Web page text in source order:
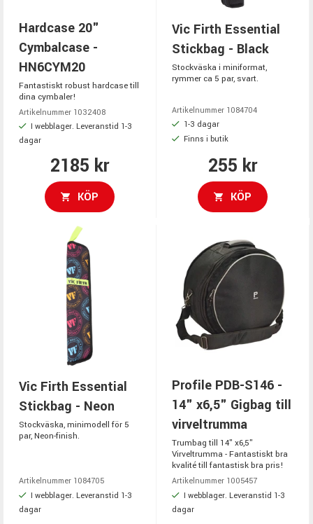
Hardcase 20"
Cymbalcase -
HN6CYM20
Fantastiskt robust hardcase till
dina cymbaler!
Artikelnummer 1032408
I webblager. Leveranstid 1-3
dagar
2185 kr
KÖP
Vic Firth Essential
Stickbag - Black
Stockväska i miniformat,
rymmer ca 5 par, svart.
Artikelnummer 1084704
1-3 dagar
Finns i butik
255 kr
KÖP
Vic Firth Essential
Stickbag - Neon
Stockväska, minimodell för 5
par, Neon-finish.
Artikelnummer 1084705
I webblager. Leveranstid 1-3
dagar
Profile PDB-S146 -
14" x6,5" Gigbag till
virveltrumma
Trumbag till 14" x6,5"
Virveltrumma - Fantastiskt bra
kvalité till fantastisk bra pris!
Artikelnummer 1005457
I webblager. Leveranstid 1-3
dagar